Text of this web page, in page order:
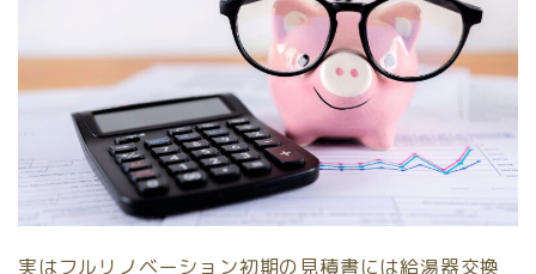
実はフルリノベーション初期の見積書には給湯器交換